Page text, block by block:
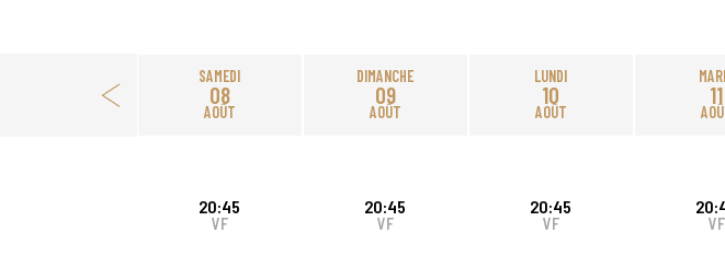
SAMEDI
08
AOÛT
DIMANCHE
09
AOÛT
LUNDI
10
AOÛT
11
20:45
VF
20:45
VF
20:45
VF VF